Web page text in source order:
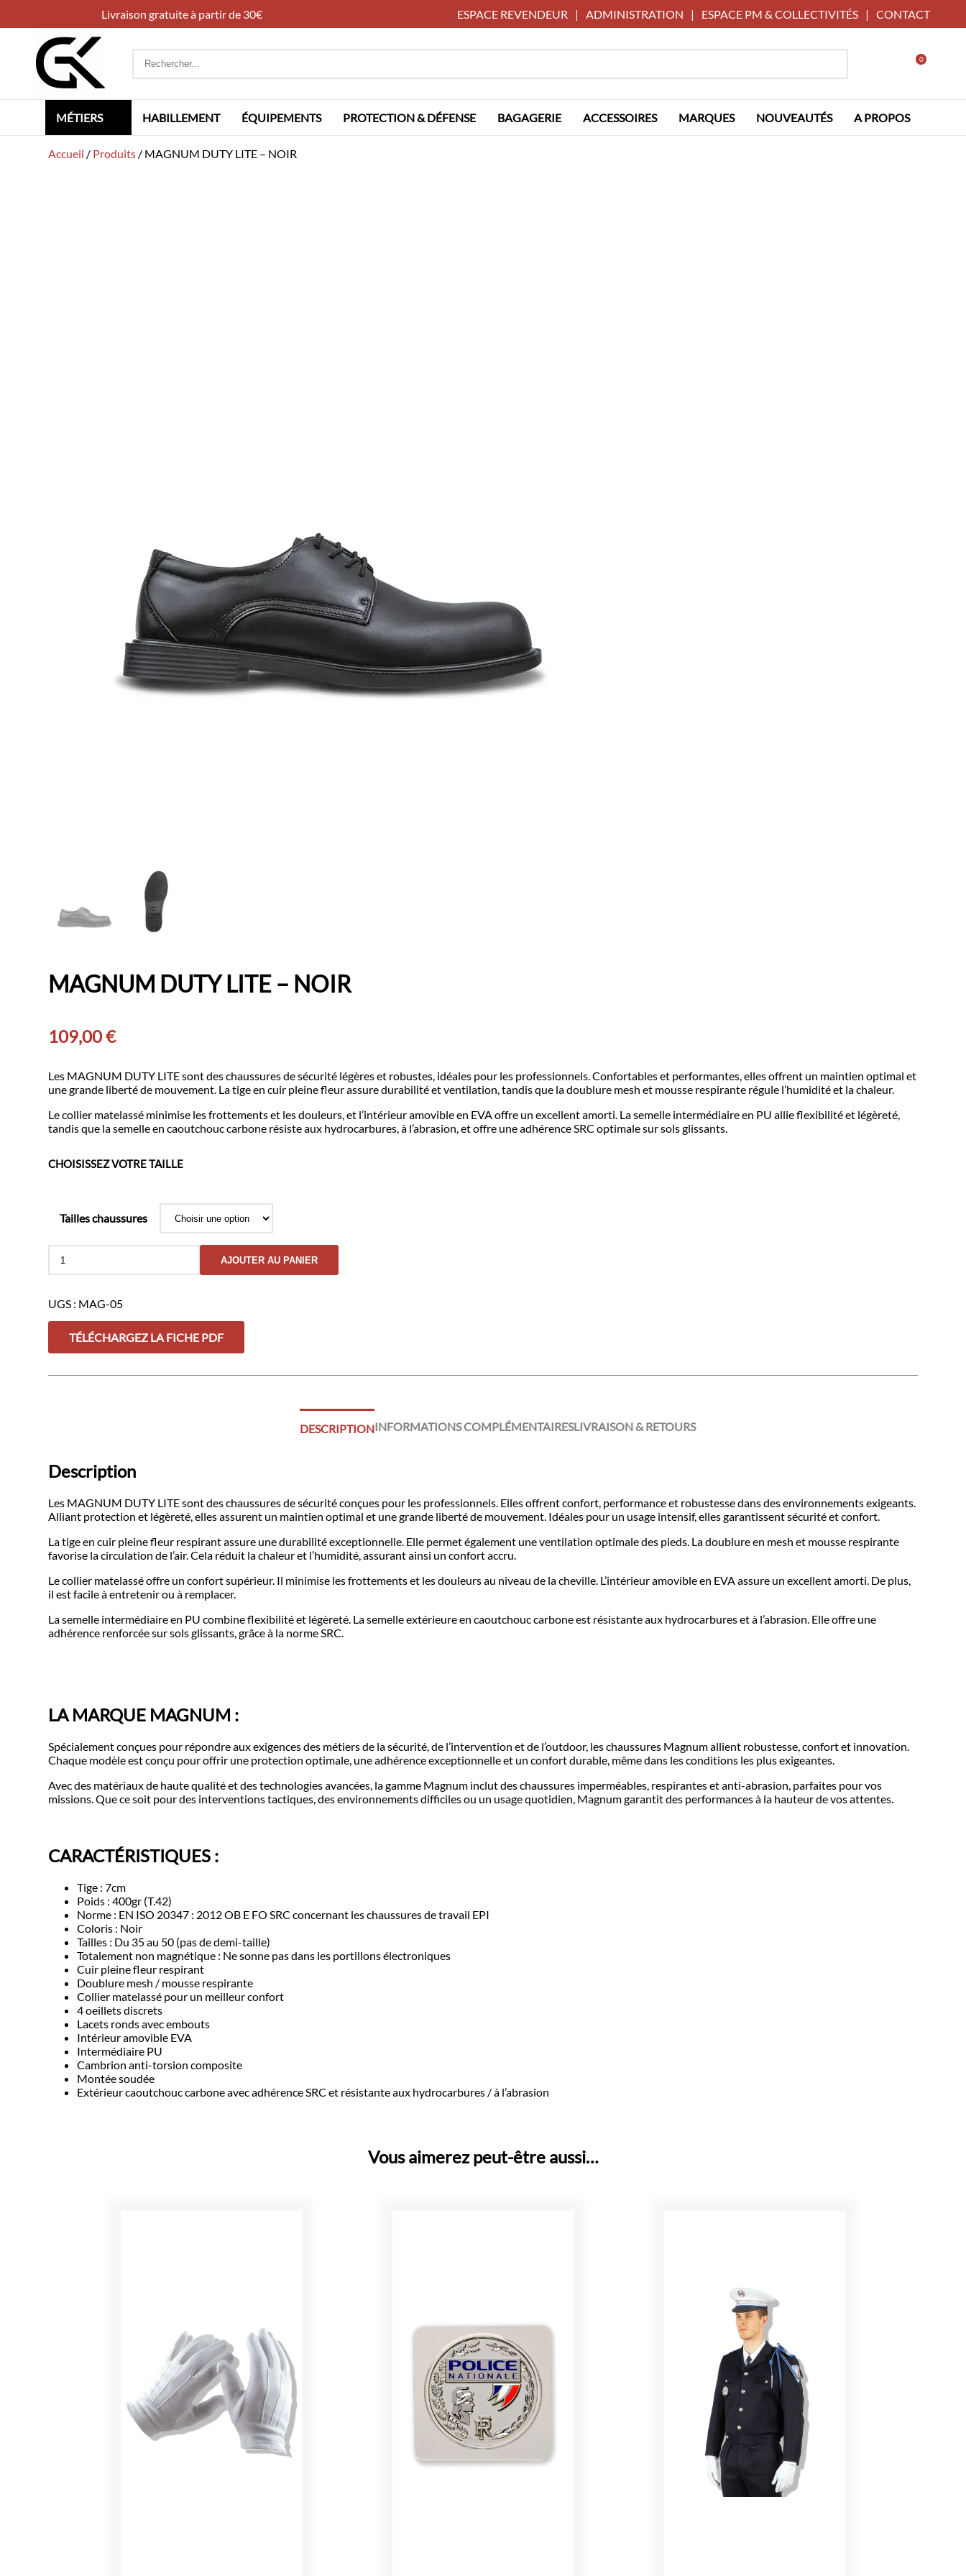
Livraison gratuite à partir de 30€ ESPACE REVENDEUR | ADMINISTRATION | ESPACE PM & COLLECTIVITÉS | CONTACT
Rechercher
0
MÉTIERS HABILLEMENT ÉQUIPEMENTS PROTECTION & DÉFENSE BAGAGERIE ACCESSOIRES MARQUES NOUVEAUTÉS A PROPOS
Accueil / Produits / MAGNUM DUTY LITE – NOIR
MAGNUM DUTY LITE – NOIR
109,00€
Les MAGNUM DUTY LITE sont des chaussures de sécurité légères et robustes, idéales pour les professionnels. Confortables et performantes, elles offrent un maintien optimal et
une grande liberté de mouvement. La tige en cuir pleine fleur assure durabilité et ventilation, tandis que la doublure mesh et mousse respirante régule l’humidité et la chaleur.
Le collier matelassé minimise les frottements et les douleurs, et l’intérieur amovible en EVA offre un excellent amorti. La semelle intermédiaire en PU allie flexibilité et légèreté,
tandis que la semelle en caoutchouc carbone résiste aux hydrocarbures, à l’abrasion, et offre une adhérence SRC optimale sur sols glissants.
CHOISISSEZ VOTRE TAILLE
Tailles chaussures
MAGNUM
LITE
-
NOIR
AJOUTER AU PANIER
UGS : MAG-05
TÉLÉCHARGEZ LA FICHE PDF
DESCRIPTIONINFORMATIONS COMPLÉMENTAIRESLIVRAISON & RETOURS
Description
Les MAGNUM DUTY LITE sont des chaussures de sécurité conçues pour les professionnels. Elles offrent confort, performance et robustesse dans des environnements exigeants.
Alliant protection et légèreté, elles assurent un maintien optimal et une grande liberté de mouvement. Idéales pour un usage intensif, elles garantissent sécurité et confort.
La tige en cuir pleine fleur respirant assure une durabilité exceptionnelle. Elle permet également une ventilation optimale des pieds. La doublure en mesh et mousse respirante
favorise la circulation de l’air. Cela réduit la chaleur et l’humidité, assurant ainsi un confort accru.
Le collier matelassé offre un confort supérieur. Il minimise les frottements et les douleurs au niveau de la cheville. L’intérieur amovible en EVA assure un excellent amorti. De plus,
il est facile à entretenir ou à remplacer.
La semelle intermédiaire en PU combine flexibilité et légèreté. La semelle extérieure en caoutchouc carbone est résistante aux hydrocarbures et à l’abrasion. Elle offre une
adhérence renforcée sur sols glissants, grâce à la norme SRC.
LA MARQUE MAGNUM :
Spécialement conçues pour répondre aux exigences des métiers de la sécurité, de l’intervention et de l’outdoor, les chaussures Magnum allient robustesse, confort et innovation.
Chaque modèle est conçu pour offrir une protection optimale, une adhérence exceptionnelle et un confort durable, même dans les conditions les plus exigeantes.
Avec des matériaux de haute qualité et des technologies avancées, la gamme Magnum inclut des chaussures imperméables, respirantes et anti-abrasion, parfaites pour vos
missions. Que ce soit pour des interventions tactiques, des environnements difficiles ou un usage quotidien, Magnum garantit des performances à la hauteur de vos attentes.
CARACTÉRISTIQUES :
Tige : 7cm
Poids : 400gr (T.42)
Norme : EN ISO 20347 : 2012 OB E FO SRC concernant les chaussures de travail EPI
Coloris : Noir
Tailles : Du 35 au 50 (pas de demi-taille)
Totalement non magnétique : Ne sonne pas dans les portillons électroniques
Cuir pleine fleur respirant
Doublure mesh / mousse respirante
Collier matelassé pour un meilleur confort
4 oeillets discrets
Lacets ronds avec embouts
Intérieur amovible EVA
Intermédiaire PU
Cambrion anti-torsion composite
Montée soudée
Extérieur caoutchouc carbone avec adhérence SRC et résistante aux hydrocarbures / à l’abrasion
Vous aimerez peut-être aussi…